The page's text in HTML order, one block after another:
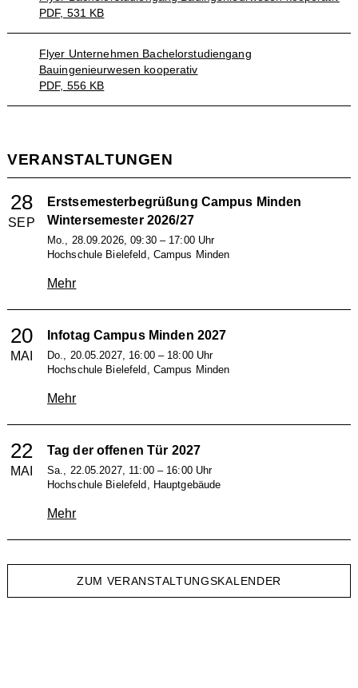
PDF, 531 KB
Flyer Unternehmen Bachelorstudiengang
Bauingenieurwesen kooperativ
PDF, 556 KB
VERANSTALTUNGEN
28
SEP
Erstsemesterbegrüßung Campus Minden
Wintersemester 2026/27
Mo., 28.09.2026, 09:30 – 17:00 Uhr
Hochschule Bielefeld, Campus Minden
Mehr
20
MAI
Infotag Campus Minden 2027
Do., 20.05.2027, 16:00 – 18:00 Uhr
Hochschule Bielefeld, Campus Minden
Mehr
22
MAI
Tag der offenen Tür 2027
Sa., 22.05.2027, 11:00 – 16:00 Uhr
Hochschule Bielefeld, Hauptgebäude
Mehr
ZUM VERANSTALTUNGSKALENDER